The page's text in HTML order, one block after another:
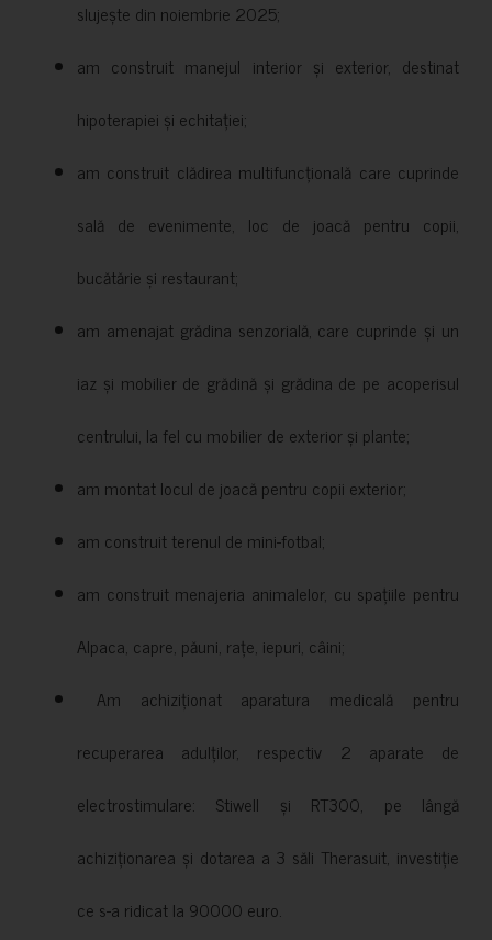
slujește din noiembrie 2025;
am construit manejul interior și exterior, destinat
hipoterapiei și echitației;
am construit clădirea multifuncțională care cuprinde
sală de evenimente, loc de joacă pentru copii,
bucătărie și restaurant;
am amenajat grădina senzorială, care cuprinde și un
iaz și mobilier de grădină și grădina de pe acoperisul
centrului, la fel cu mobilier de exterior și plante;
am montat locul de joacă pentru copii exterior;
am construit terenul de mini-fotbal;
am construit menajeria animalelor, cu spațiile pentru
Alpaca, capre, păuni, rațe, iepuri, câini;
Am achiziționat aparatura medicală pentru
recuperarea adulților, respectiv 2 aparate de
electrostimulare: Stiwell și RT300, pe lângă
achiziționarea și dotarea a 3 săli Therasuit, investiție
ce s-a ridicat la 90000 euro.